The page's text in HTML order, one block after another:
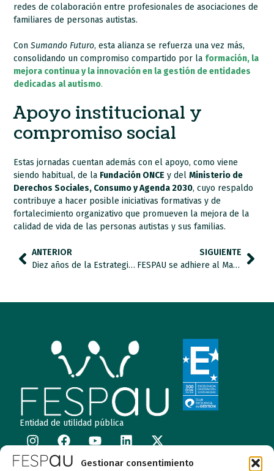
Gestionar consentimiento
redes de colaboración entre profesionales de asociaciones de
familiares de personas autistas.
ConSumando Futuro, esta alianza se refuerza una vez más,
consolidando un compromiso compartido por la formación, la
mejora continua y la innovación en la gestión de entidades
dedicadas al autismo.
Apoyo institucional y
compromiso social
Estas jornadas cuentan además con el apoyo, como viene
siendo habitual, de la Fundación ONCE y delMinisterio de
Derechos Sociales, Consumo y Agenda 2030, cuyo respaldo
contribuye a hacer posible iniciativas formativas y de
fortalecimiento organizativo que promueven la mejora de la
calidad de vida de las personas autistas y sus familias.
ANTERIOR
Diez años de la Estrategia Española en TEA: logro histórico y asignatura pendiente.
SIGUIENTE
FESPAU se adhiere al Manifiesto del CERMI por el Día Internacional y Europeo de las Personas con Discapacidad
Entidad de utilidad pública